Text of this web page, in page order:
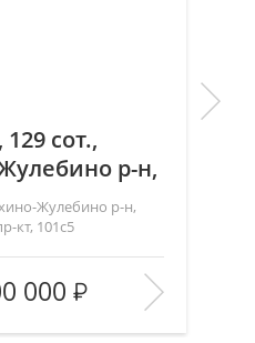
сот.,
р-н,
пр-кт, 101с5
Жулебино р-н,
кт, 101с5
2
—
—/—
000